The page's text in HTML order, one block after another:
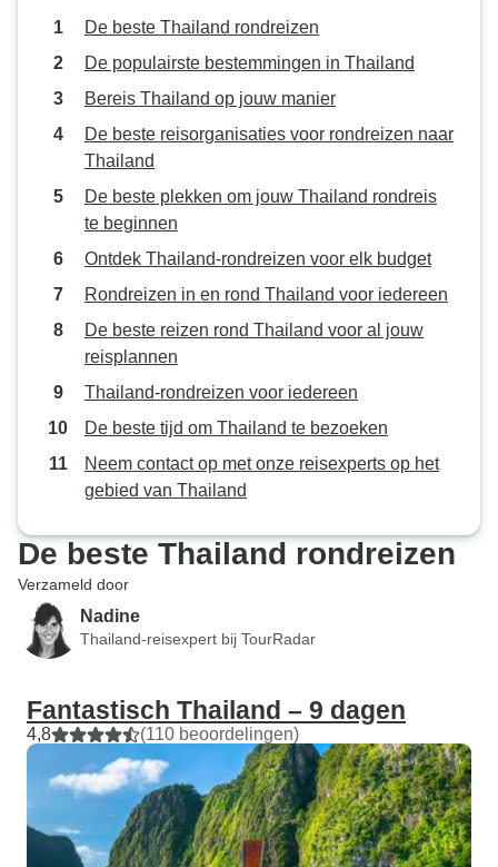
De beste Thailand rondreizen
De populairste bestemmingen in Thailand
Bereis Thailand op jouw manier
De beste reisorganisaties voor rondreizen naar
Thailand
De beste plekken om jouw Thailand rondreis
te beginnen
Ontdek Thailand-rondreizen voor elk budget
Rondreizen in en rond Thailand voor iedereen
De beste reizen rond Thailand voor al jouw
reisplannen
Thailand-rondreizen voor iedereen
De beste tijd om Thailand te bezoeken
Neem contact op met onze reisexperts op het
gebied van Thailand
De beste Thailand rondreizen
Verzameld door
Nadine
Thailand-reisexpert bij TourRadar
Fantastisch Thailand – 9 dagen
4,8 (110 beoordelingen)